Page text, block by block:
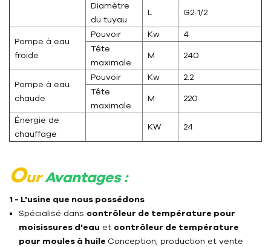
Diamètre
du tuyau
L G2-1/2
Pompe à eau
froide
Pouvoir Kw
4
Tête
maximale
M 240
Pompe à eau
chaude
Pouvoir Kw
2.2
Tête
maximale
M 220
Énergie de
chauffage
KW 24
OurAvantages :
1 - L'usine que nous possédons
Spécialisé dans contrôleur de température pour
moisissures d'eau et contrôleur de température
pour moules à huile Conception, production et vente